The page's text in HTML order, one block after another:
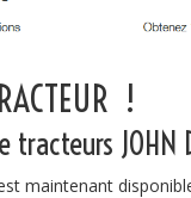
!
JOHN
maintenant